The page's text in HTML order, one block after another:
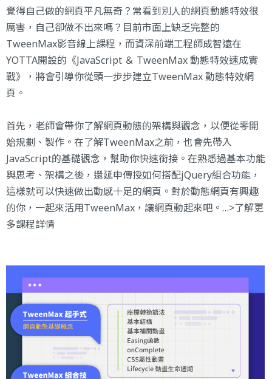
覺得自己做的網頁平凡無奇？常看到別人的網頁動態特效很
厲害，自己卻做不出來嗎？目前市面上缺乏完整的
TweenMax影音線上課程，而資深前端工程師成智遠在
YOTTA開設的《JavaScript ＆ TweenMax 動態特效速成實
戰》，將會引導你從頭一步步建立TweenMax 動態特效網
頁。
首先，老師會帶你了解網頁動態的架構與觀念，以便從零開
始規劃、製作。在了解TweenMax之前，也會先帶入
JavaScript的基礎觀念，幫助你快速銜接。在熟悉過基本功能
與思考、架構之後，還延申傳授如何搭配jQuery組合功能，
這樣就可以快速做出動感十足的網頁。對於動態網頁有興趣
的你，一起來活用TweenMax，讓網頁動起來吧。…>了解更
多課程詳情